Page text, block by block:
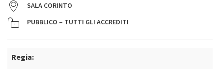
SALA CORINTO
PUBBLICO – TUTTI GLI ACCREDITI
Regia: